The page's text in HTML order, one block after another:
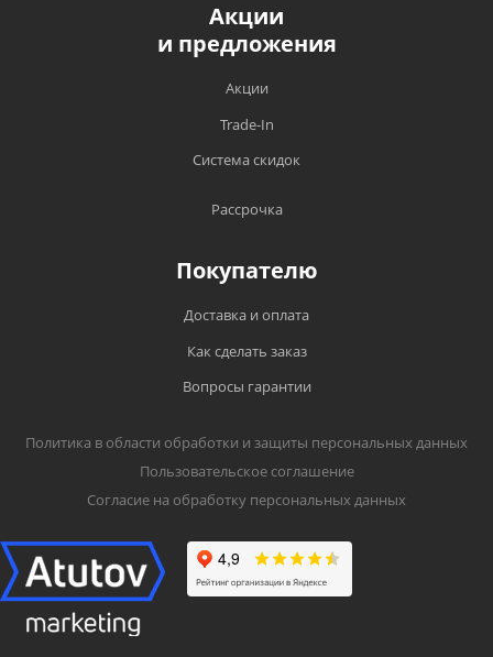
Акции
и предложения
Акции
Trade-In
Система скидок
Рассрочка
Покупателю
Доставка и оплата
Как сделать заказ
Вопросы гарантии
Политика в области обработки и защиты персональных данных
Пользовательское соглашение
Согласие на обработку персональных данных